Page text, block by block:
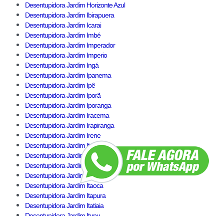
Desentupidora Jardim Horizonte Azul
Desentupidora Jardim Ibirapuera
Desentupidora Jardim Icarai
Desentupidora Jardim Imbé
Desentupidora Jardim Imperador
Desentupidora Jardim Imperio
Desentupidora Jardim Ingá
Desentupidora Jardim Ipanema
Desentupidora Jardim Ipê
Desentupidora Jardim Iporã
Desentupidora Jardim Iporanga
Desentupidora Jardim Iracema
Desentupidora Jardim Irapiranga
Desentupidora Jardim Irene
Desentupidora Jardim Itacolomi
Desentupidora Jardim Itaim
Desentupidora Jardim Itajaí
Desentupidora Jardim Itamarati
Desentupidora Jardim Itaoca
Desentupidora Jardim Itapura
Desentupidora Jardim Itatiaia